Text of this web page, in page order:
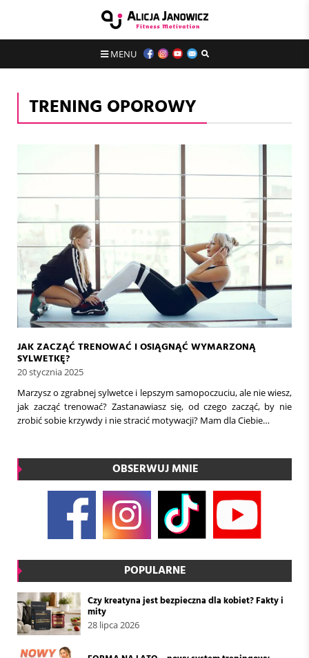
MENU
TRENING OPOROWY
JAK ZACZĄĆ TRENOWAĆ I OSIĄGNĄĆ WYMARZONĄ
SYLWETKĘ?
20 stycznia 2025
Marzysz o zgrabnej sylwetce i lepszym samopoczuciu, ale nie wiesz,
jak zacząć trenować? Zastanawiasz się, od czego zacząć, by nie
zrobić sobie krzywdy i nie stracić motywacji? Mam dla Ciebie…
OBSERWUJ MNIE
POPULARNE
Czy kreatyna jest bezpieczna dla kobiet? Fakty i
mity
28 lipca 2026